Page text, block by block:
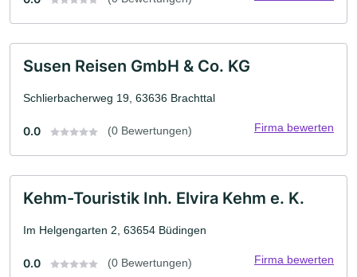
Susen Reisen GmbH & Co. KG
Schlierbacherweg 19, 63636 Brachttal
0.0 (0 Bewertungen) Firma bewerten
Kehm-Touristik Inh. Elvira Kehm e. K.
Im Helgengarten 2, 63654 Büdingen
0.0 (0 Bewertungen) Firma bewerten